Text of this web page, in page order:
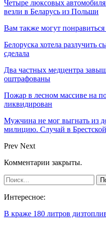
Четыре люксовых
везли в Беларусь из Польши
Вам также могут понравиться
Белоруска хотела разлучить
сделала
Два частных медцентра
оштрафованы
Пожар в лесном массиве на
ликвидирован
Мужчина не мог выгнать из
милицию. Случай в
Prev Next
Комментарии закрыты.
Интересное:
В краже 180 литров